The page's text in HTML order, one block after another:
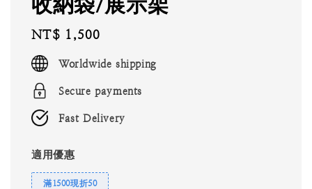
Regular
price
NT$ 1,500
Worldwide shipping
Secure payments
Fast Delivery
適用優惠
滿1500現折50